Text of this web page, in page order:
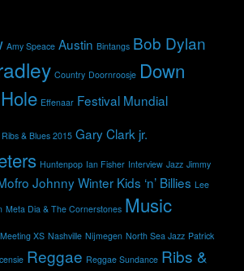
Amy Speace Austin Bintangs Bob Dylan
Country Doornroosje Down
Effenaar Festival Mundial
& Blues 2015 Gary Clark jr.
Huntenpop Ian Fisher Interview Jazz Jimmy
Johnny Winter Kids ‘n’ Billies Lee
Meta Dia & The Cornerstones Music
XS Nashville Nijmegen North Sea Jazz Patrick
Reggae Reggae Sundance Ribs &